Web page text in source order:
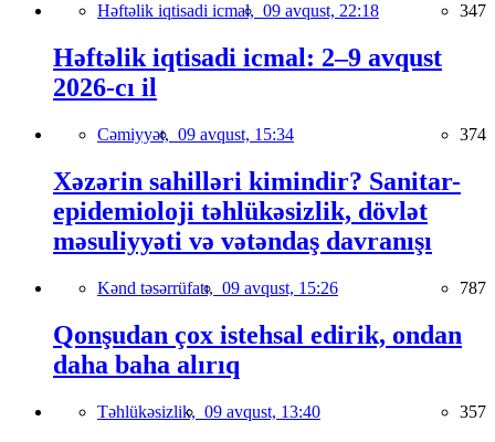
Həftəlik iqtisadi icmal, 09 avqust, 22:18 347
Həftəlik iqtisadi icmal: 2–9 avqust
2026-cı il
Cəmiyyət, 09 avqust, 15:34 374
Xəzərin sahilləri kimindir? Sanitar-
epidemioloji təhlükəsizlik, dövlət
məsuliyyəti və vətəndaş davranışı
Kənd təsərrüfatı, 09 avqust, 15:26 787
Qonşudan çox istehsal edirik, ondan
daha baha alırıq
Təhlükəsizlik, 09 avqust, 13:40 357